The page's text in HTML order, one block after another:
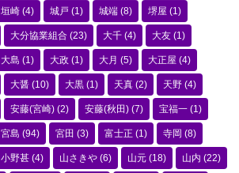
垣崎 (4) 城戸 (1) 城端 (8) 堺屋 (1)
大分協業組合 (23) 大千 (4) 大友 (1)
大島 (1) 大政 (1) 大月 (5) 大正屋 (4)
大醤 (10) 大黒 (1) 天真 (2) 天野 (4)
安藤(宮崎) (2) 安藤(秋田) (7) 宝福一 (1)
宮島 (94) 宮田 (3) 富士正 (1) 寺岡 (8)
小野甚 (4) 山さきや (6) 山元 (18) 山内 (22)